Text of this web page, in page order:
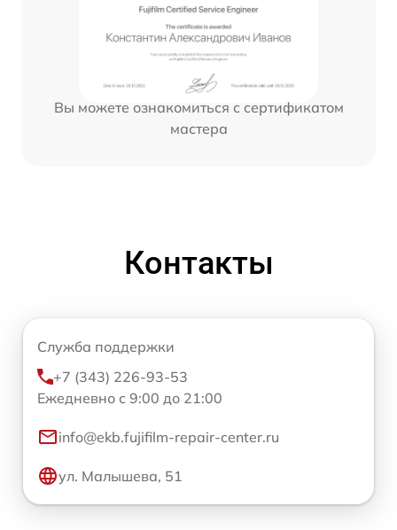
Вы можете ознакомиться с сертификатом
мастера
Контакты
Служба поддержки
+7 (343) 226-93-53
Ежедневно с 9:00 до 21:00
info@ekb.fujifilm-repair-center.ru
ул. Малышева, 51